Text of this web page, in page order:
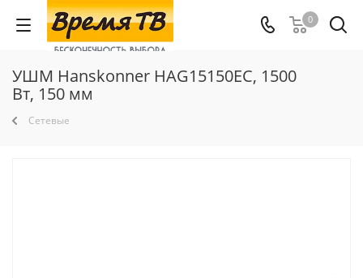
0
УШМ Hanskonner HAG15150EC, 1500
Вт, 150 мм
Сетевые